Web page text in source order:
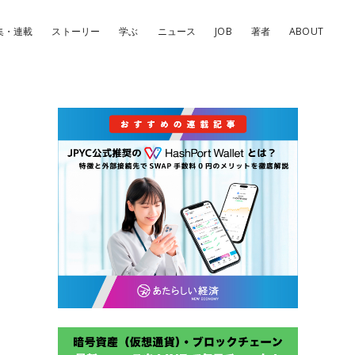
・連載 ストーリー 学ぶ ニュース JOB 著者 ABOUT